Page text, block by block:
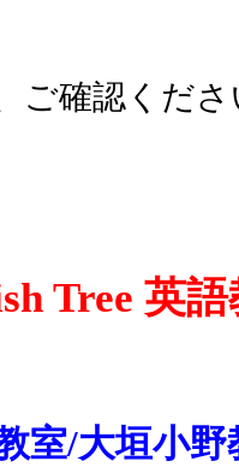
ご確認くださ
Tree 英
室/大垣小野